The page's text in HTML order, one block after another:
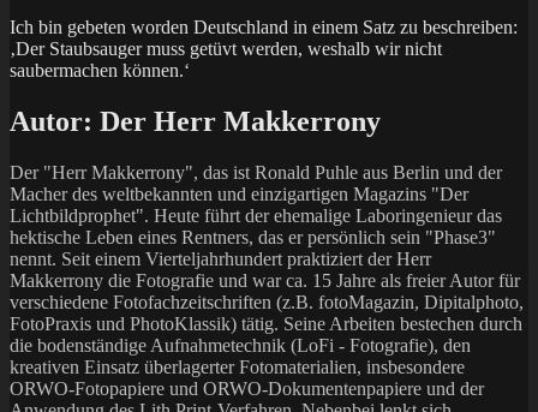
Ich bin gebeten worden Deutschland in einem Satz zu beschreiben:
‚Der Staubsauger muss getüvt werden, weshalb wir nicht
saubermachen können.‘
Autor: Der Herr Makkerrony
Der "Herr Makkerrony", das ist Ronald Puhle aus Berlin und der
Macher des weltbekannten und einzigartigen Magazins "Der
Lichtbildprophet". Heute führt der ehemalige Laboringenieur das
hektische Leben eines Rentners, das er persönlich sein "Phase3"
nennt. Seit einem Vierteljahrhundert praktiziert der Herr
Makkerrony die Fotografie und war ca. 15 Jahre als freier Autor für
verschiedene Fotofachzeitschriften (z.B. fotoMagazin, Dipitalphoto,
FotoPraxis und PhotoKlassik) tätig. Seine Arbeiten bestechen durch
die bodenständige Aufnahmetechnik (LoFi - Fotografie), den
kreativen Einsatz überlagerter Fotomaterialien, insbesondere
ORWO-Fotopapiere und ORWO-Dokumentenpapiere und der